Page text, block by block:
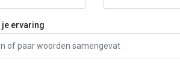
je ervaring